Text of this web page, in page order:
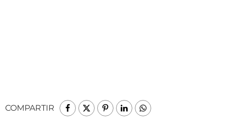
COMPARTIR